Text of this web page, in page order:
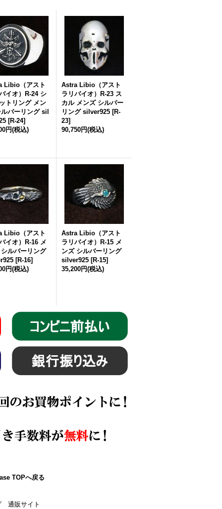
Libio（アスト
イオ）R-24 シ
トリング メン
バーリング sil
[R-24]
円(税込)
Astra Libio（アスト
ラリバイオ）R-23 ス
カル メンズ シルバー
リング silver925 [R-
23]
90,750円(税込)
Libio（アスト
イオ）R-16 メ
ルバーリング
[R-16]
円(税込)
Astra Libio（アスト
ラリバイオ）R-15 メ
ンズ シルバーリング
silver925 [R-15]
35,200円(税込)
TOPへ戻る
通販サイト